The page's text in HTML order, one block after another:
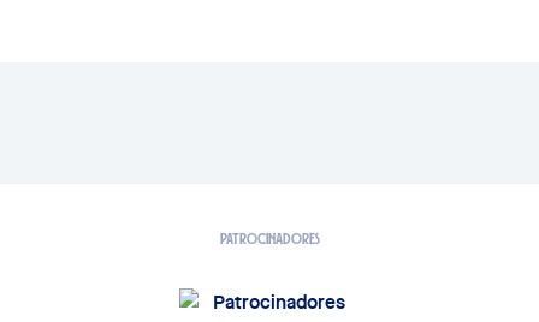
PATROCINADORES